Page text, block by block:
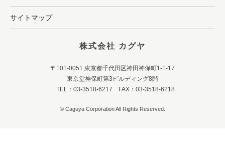
サイトマップ
株式会社 カグヤ
〒101-0051 東京都千代田区神田神保町1-1-17
東京堂神保町第3ビルディング8階
TEL：03-3518-6217 FAX：03-3518-6218
© Caguya Corporation All Rights Reserved.